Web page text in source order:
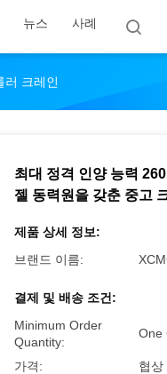
뉴스 사례
러 크레인
최대 정격 인양 능력
젤 동력원을 갖춘 중고
제품 상세 정보:
브랜드 이름:
결제 및 배송 조건:
Minimum Order
Quantity:
One
가격: 협상